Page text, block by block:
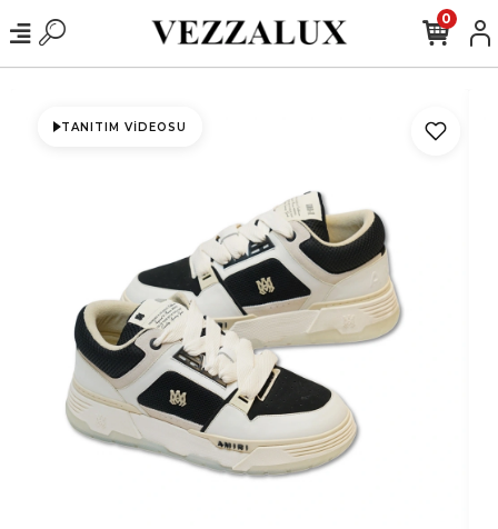
0
TANITIM VIDEOSU